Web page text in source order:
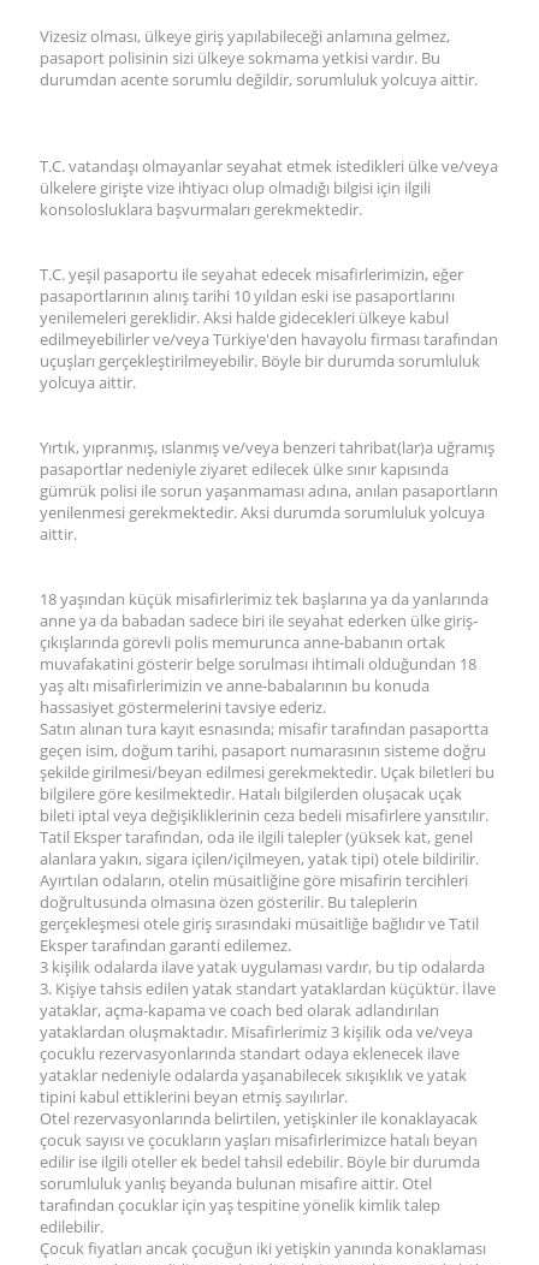
Vizesiz olması, ülkeye giriş yapılabileceği anlamına gelmez,
pasaport polisinin sizi ülkeye sokmama yetkisi vardır. Bu
durumdan acente sorumlu değildir, sorumluluk yolcuya aittir.
T.C. vatandaşı olmayanlar seyahat etmek istedikleri ülke ve/veya
ülkelere girişte vize ihtiyacı olup olmadığı bilgisi için ilgili
konsolosluklara başvurmaları gerekmektedir.
T.C. yeşil pasaportu ile seyahat edecek misafirlerimizin, eğer
pasaportlarının alınış tarihi 10 yıldan eski ise pasaportlarını
yenilemeleri gereklidir. Aksi halde gidecekleri ülkeye kabul
edilmeyebilirler ve/veya Türkiye'den havayolu firması tarafından
uçuşları gerçekleştirilmeyebilir. Böyle bir durumda sorumluluk
yolcuya aittir.
Yırtık, yıpranmış, ıslanmış ve/veya benzeri tahribat(lar)a uğramış
pasaportlar nedeniyle ziyaret edilecek ülke sınır kapısında
gümrük polisi ile sorun yaşanmaması adına, anılan pasaportların
yenilenmesi gerekmektedir. Aksi durumda sorumluluk yolcuya
aittir.
18 yaşından küçük misafirlerimiz tek başlarına ya da yanlarında
anne ya da babadan sadece biri ile seyahat ederken ülke giriş-
çıkışlarında görevli polis memurunca anne-babanın ortak
muvafakatini gösterir belge sorulması ihtimali olduğundan 18
yaş altı misafirlerimizin ve anne-babalarının bu konuda
hassasiyet göstermelerini tavsiye ederiz.
Satın alınan tura kayıt esnasında; misafir tarafından pasaportta
geçen isim, doğum tarihi, pasaport numarasının sisteme doğru
şekilde girilmesi/beyan edilmesi gerekmektedir. Uçak biletleri bu
bilgilere göre kesilmektedir. Hatalı bilgilerden oluşacak uçak
bileti iptal veya değişikliklerinin ceza bedeli misafirlere yansıtılır.
Tatil Eksper tarafından, oda ile ilgili talepler (yüksek kat, genel
alanlara yakın, sigara içilen/içilmeyen, yatak tipi) otele bildirilir.
Ayırtılan odaların, otelin müsaitliğine göre misafirin tercihleri
doğrultusunda olmasına özen gösterilir. Bu taleplerin
gerçekleşmesi otele giriş sırasındaki müsaitliğe bağlıdır ve Tatil
Eksper tarafından garanti edilemez.
3 kişilik odalarda ilave yatak uygulaması vardır, bu tip odalarda
3. Kişiye tahsis edilen yatak standart yataklardan küçüktür. İlave
yataklar, açma-kapama ve coach bed olarak adlandırılan
yataklardan oluşmaktadır. Misafirlerimiz 3 kişilik oda ve/veya
çocuklu rezervasyonlarında standart odaya eklenecek ilave
yataklar nedeniyle odalarda yaşanabilecek sıkışıklık ve yatak
tipini kabul ettiklerini beyan etmiş sayılırlar.
Otel rezervasyonlarında belirtilen, yetişkinler ile konaklayacak
çocuk sayısı ve çocukların yaşları misafirlerimizce hatalı beyan
edilir ise ilgili oteller ek bedel tahsil edebilir. Böyle bir durumda
sorumluluk yanlış beyanda bulunan misafire aittir. Otel
tarafından çocuklar için yaş tespitine yönelik kimlik talep
edilebilir.
Çocuk fiyatları ancak çocuğun iki yetişkin yanında konaklaması